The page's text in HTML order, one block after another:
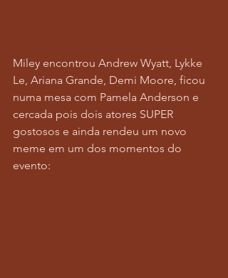
Miley encontrou Andrew Wyatt, Lykke
Le, Ariana Grande, Demi Moore, ficou
numa mesa com Pamela Anderson e
cercada pois dois atores SUPER
gostosos e ainda rendeu um novo
meme em um dos momentos do
evento: